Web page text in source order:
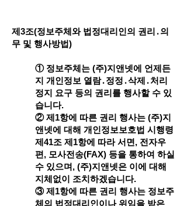
제3조(정보주체와 법정대리인의 권리․의
무 및 행사방법)
① 정보주체는 (주)지앤넷에 언제든
지 개인정보 열람․정정․삭제․처리
정지 요구 등의 권리를 행사할 수 있
습니다.
② 제1항에 따른 권리 행사는 (주)지
앤넷에 대해 개인정보보호법 시행령
제41조 제1항에 따라 서면, 전자우
편, 모사전송(FAX) 등을 통하여 하실
수 있으며, (주)지앤넷은 이에 대해
지체없이 조치하겠습니다.
③ 제1항에 따른 권리 행사는 정보주
체의 법정대리인이나 위임을 받은